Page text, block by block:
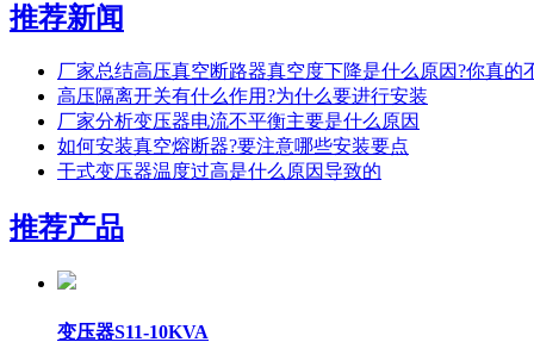
推荐新闻
厂家总结高压真空断路器真空度下降是什么原因?你真的
高压隔离开关有什么作用?为什么要进行安装
厂家分析变压器电流不平衡主要是什么原因
如何安装真空熔断器?要注意哪些安装要点
干式变压器温度过高是什么原因导致的
推荐产品
变压器S11-10KVA